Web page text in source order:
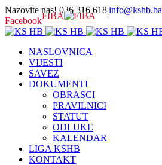
Nazovite nas! 036 316 618|info@kshb.ba
FacebookFIBA
NASLOVNICA
VIJESTI
SAVEZ
DOKUMENTI
OBRASCI
PRAVILNICI
STATUT
ODLUKE
KALENDAR
LIGA KSHB
KONTAKT